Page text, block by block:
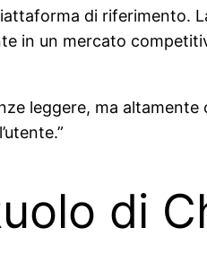
di riferimento.
in un mercato
leggere, ma
di